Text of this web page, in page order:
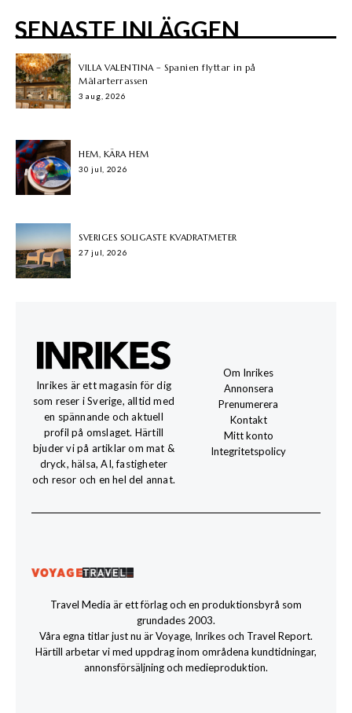
SENASTE INLÄGGEN
VILLA VALENTINA – Spanien flyttar in på
Mälarterrassen
3 aug, 2026
HEM, KÄRA HEM
30 jul, 2026
SVERIGES SOLIGASTE KVADRATMETER
27 jul, 2026
Inrikes är ett magasin för dig
som reser i Sverige, alltid med
en spännande och aktuell
profil på omslaget. Härtill
bjuder vi på artiklar om mat &
dryck, hälsa, AI, fastigheter
och resor och en hel del annat.
Om Inrikes
Annonsera
Prenumerera
Kontakt
Mitt konto
Integritetspolicy
Travel Media är ett förlag och en produktionsbyrå som
grundades 2003.
Våra egna titlar just nu är Voyage, Inrikes och Travel Report.
Härtill arbetar vi med uppdrag inom områdena kundtidningar,
annonsförsäljning och medieproduktion.